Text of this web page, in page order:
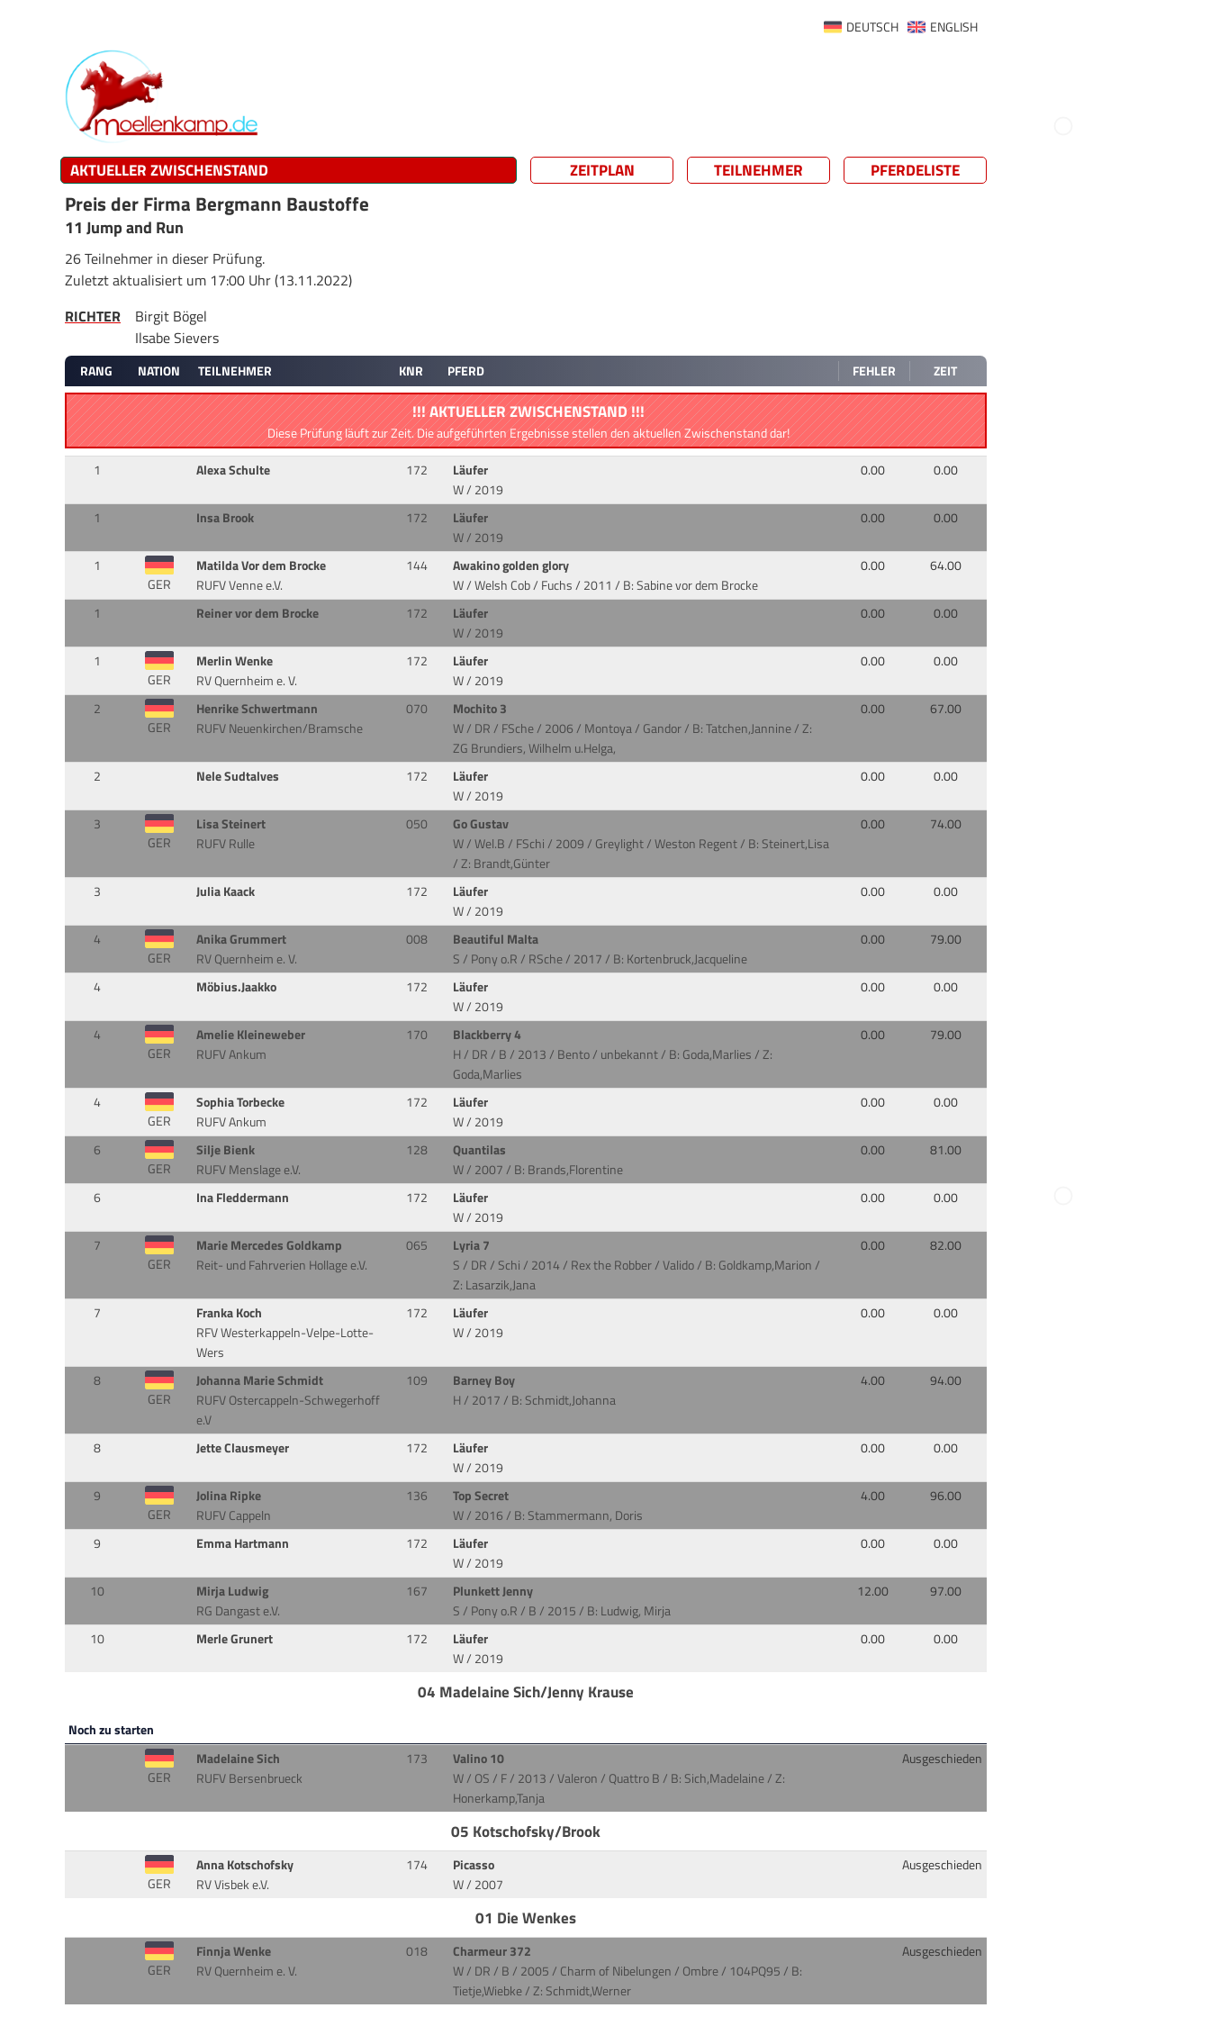
ENGLISH
DEUTSCH
AKTUELLER ZWISCHENSTAND ZEITPLAN TEILNEHMER PFERDELISTE
Preis der Firma Bergmann Baustoffe
11 Jump and Run
26 Teilnehmer in dieser Prüfung.
Zuletzt aktualisiert um 17:00 Uhr (13.11.2022)
RICHTER
Birgit Bögel
Ilsabe Sievers
RANG NATION TEILNEHMER KNR PFERD FEHLER ZEIT
!!! AKTUELLER ZWISCHENSTAND !!!
Diese Prüfung läuft zur Zeit. Die aufgeführten Ergebnisse stellen den aktuellen Zwischenstand dar!
1 Alexa Schulte 172
Läufer
W / 2019
0.00 0.00
1 Insa Brook 172
Läufer
W / 2019
0.00 0.00
1
GER
Matilda Vor dem Brocke
RUFV Venne e.V.
144
Awakino golden glory
W / Welsh Cob / Fuchs / 2011 / B: Sabine vor dem Brocke
0.00 64.00
1 Reiner vor dem Brocke 172
Läufer
W / 2019
0.00 0.00
1
GER
Merlin Wenke
RV Quernheim e. V.
172
Läufer
W / 2019
0.00 0.00
2
GER
Henrike Schwertmann
RUFV Neuenkirchen/Bramsche
070
Mochito 3
W / DR / FSche / 2006 / Montoya / Gandor/ B: Tatchen,Jannine / Z:
ZG Brundiers, Wilhelm u.Helga,
0.00 67.00
2 Nele Sudtalves 172
Läufer
W / 2019
0.00 0.00
3
GER
Lisa Steinert
RUFV Rulle
050
Go Gustav
W / Wel.B / FSchi / 2009 / Greylight / Weston Regent/ B: Steinert,Lisa
/ Z: Brandt,Günter
0.00 74.00
3 Julia Kaack 172
Läufer
W / 2019
0.00 0.00
4
GER
Anika Grummert
RV Quernheim e. V.
008
Beautiful Malta
S / Pony o.R / RSche / 2017/ B: Kortenbruck,Jacqueline
0.00 79.00
4 Möbius.Jaakko 172
Läufer
W / 2019
0.00 0.00
4
GER
Amelie Kleineweber
RUFV Ankum
170
Blackberry 4
H / DR / B / 2013 / Bento / unbekannt/ B: Goda,Marlies / Z:
Goda,Marlies
0.00 79.00
4
GER
Sophia Torbecke
RUFV Ankum
172
Läufer
W / 2019
0.00 0.00
6
GER
Silje Bienk
RUFV Menslage e.V.
128
Quantilas
W / 2007/ B: Brands,Florentine
0.00 81.00
6 Ina Fleddermann 172
Läufer
W / 2019
0.00 0.00
7
GER
Marie Mercedes Goldkamp
Reit- und Fahrverien Hollage e.V.
065
Lyria 7
S / DR / Schi / 2014 / Rex the Robber / Valido/ B: Goldkamp,Marion /
Z: Lasarzik,Jana
0.00 82.00
7
Franka Koch
RFV Westerkappeln-Velpe-Lotte-
Wers
172
Läufer
W / 2019
0.00 0.00
8
GER
Johanna Marie Schmidt
RUFV Ostercappeln-Schwegerhoff
e.V
109
Barney Boy
H / 2017/ B: Schmidt,Johanna
4.00 94.00
8 Jette Clausmeyer 172
Läufer
W / 2019
0.00 0.00
9
GER
Jolina Ripke
RUFV Cappeln
136
Top Secret
W / 2016/ B: Stammermann, Doris
4.00 96.00
9 Emma Hartmann 172
Läufer
W / 2019
0.00 0.00
10
Mirja Ludwig
RG Dangast e.V.
167
Plunkett Jenny
S / Pony o.R / B / 2015/ B: Ludwig, Mirja
12.00 97.00
10 Merle Grunert 172
Läufer
W / 2019
0.00 0.00
04 Madelaine Sich/Jenny Krause
Noch zu starten
GER
Madelaine Sich
RUFV Bersenbrueck
173
Valino 10
W / OS / F / 2013 / Valeron / Quattro B/ B: Sich,Madelaine / Z:
Honerkamp,Tanja
Ausgeschieden
05 Kotschofsky/Brook
GER
Anna Kotschofsky
RV Visbek e.V.
174
Picasso
W / 2007
Ausgeschieden
01 Die Wenkes
GER
Finnja Wenke
RV Quernheim e. V.
018
Charmeur 372
W / DR / B / 2005 / Charm of Nibelungen / Ombre/ 104PQ95 / B:
Tietje,Wiebke / Z: Schmidt,Werner
Ausgeschieden